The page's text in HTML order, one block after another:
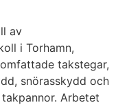
av
i Torhamn,
takstegar,
snörasskydd och
Arbetet